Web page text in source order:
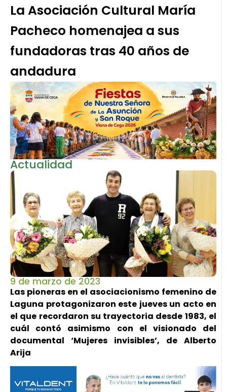
La Asociación Cultural María
Pacheco homenajea a sus
fundadoras tras 40 años de
andadura
Actualidad
9 de marzo de 2023
Las pioneras en el asociacionismo femenino de
Laguna protagonizaron este jueves un acto en
el que recordaron su trayectoria desde 1983, el
cuál contó asimismo con el visionado del
documental ‘Mujeres invisibles’, de Alberto
Arija